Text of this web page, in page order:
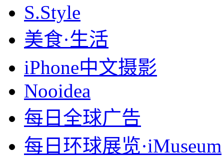
S.Style
美食·生活
iPhone中文摄影
Nooidea
每日全球广告
每日环球展览·iMuseum